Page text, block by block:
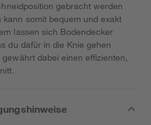
gebracht werden
somit bequem und exakt
lassen sich Bodendecker
du dafür in die Knie gehen
dabei einen effizienten,